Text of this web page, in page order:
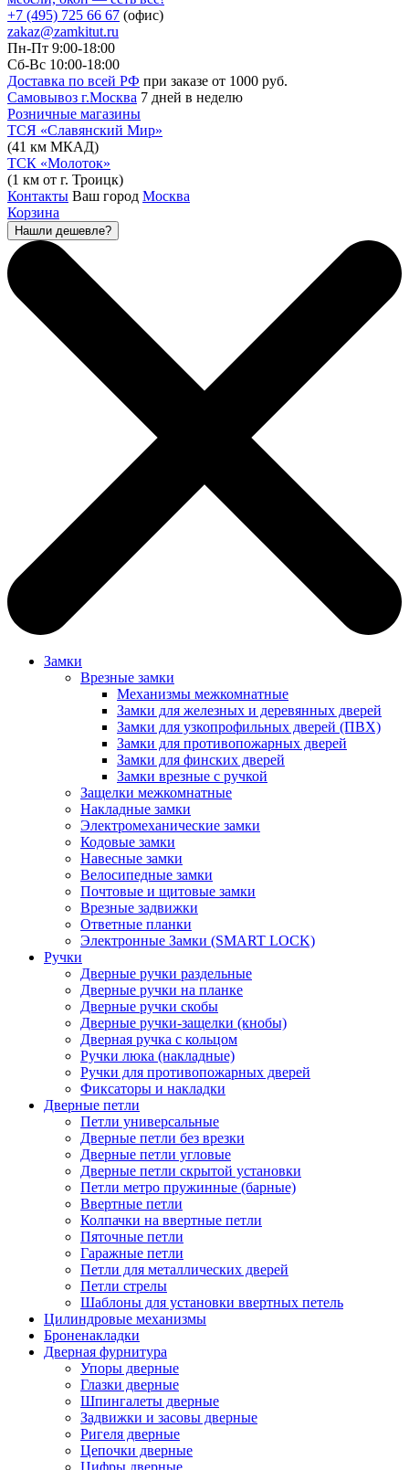
+7 (495) 725 66 67 (офис)
zakaz@zamkitut.ru
Пн-Пт 9:00-18:00
Сб-Вс 10:00-18:00
Доставка по всей РФ при заказе от 1000 руб.
Самовывоз г.Москва 7 дней в неделю
Розничные магазины
ТСЯ «Славянский Мир»
(41 км МКАД)
ТСК «Молоток»
(1 км от г. Троицк)
Контакты Ваш город Москва
Корзина
Нашли дешевле?
Замки
Врезные замки
Механизмы межкомнатные
Замки для железных и деревянных дверей
Замки для узкопрофильных дверей (ПВХ)
Замки для противопожарных дверей
Замки для финских дверей
Замки врезные с ручкой
Защелки межкомнатные
Накладные замки
Электромеханические замки
Кодовые замки
Навесные замки
Велосипедные замки
Почтовые и щитовые замки
Врезные задвижки
Ответные планки
Электронные Замки (SMART LOCK)
Ручки
Дверные ручки раздельные
Дверные ручки на планке
Дверные ручки скобы
Дверные ручки-защелки (кнобы)
Дверная ручка с кольцом
Ручки люка (накладные)
Ручки для противопожарных дверей
Фиксаторы и накладки
Дверные петли
Петли универсальные
Дверные петли без врезки
Дверные петли угловые
Дверные петли скрытой установки
Петли метро пружинные (барные)
Ввертные петли
Колпачки на ввертные петли
Пяточные петли
Гаражные петли
Петли для металлических дверей
Петли стрелы
Шаблоны для установки ввертных петель
Цилиндровые механизмы
Броненакладки
Дверная фурнитура
Упоры дверные
Глазки дверные
Шпингалеты дверные
Задвижки и засовы дверные
Ригеля дверные
Цепочки дверные
Цифры дверные